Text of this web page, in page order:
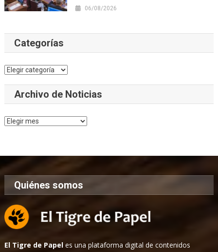
06/08/2026
Categorías
Categorías
Archivo de Noticias
Archivo
Quiénes somos
El Tigre de Papel es una plataforma digital de contenidos